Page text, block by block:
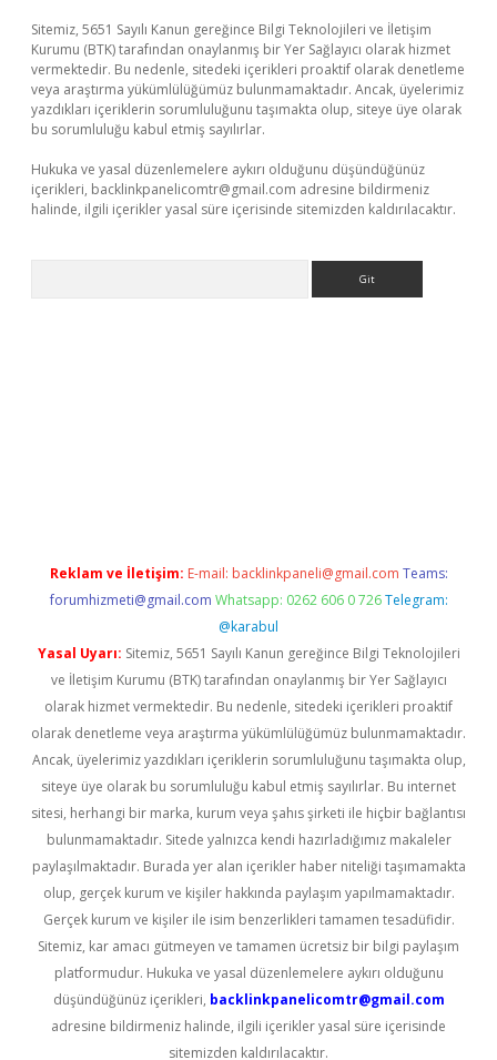
Sitemiz, 5651 Sayılı Kanun gereğince Bilgi Teknolojileri ve İletişim
Kurumu (BTK) tarafından onaylanmış bir Yer Sağlayıcı olarak hizmet
vermektedir. Bu nedenle, sitedeki içerikleri proaktif olarak denetleme
veya araştırma yükümlülüğümüz bulunmamaktadır. Ancak, üyelerimiz
yazdıkları içeriklerin sorumluluğunu taşımakta olup, siteye üye olarak
bu sorumluluğu kabul etmiş sayılırlar.
Hukuka ve yasal düzenlemelere aykırı olduğunu düşündüğünüz
içerikleri, backlinkpanelicomtr@gmail.com adresine bildirmeniz
halinde, ilgili içerikler yasal süre içerisinde sitemizden kaldırılacaktır.
Reklam ve İletişim: E-mail: backlinkpaneli@gmail.com Teams:
forumhizmeti@gmail.com Whatsapp: 0262 606 0 726 Telegram:
@karabul
Yasal Uyarı: Sitemiz, 5651 Sayılı Kanun gereğince Bilgi Teknolojileri
ve İletişim Kurumu (BTK) tarafından onaylanmış bir Yer Sağlayıcı
olarak hizmet vermektedir. Bu nedenle, sitedeki içerikleri proaktif
olarak denetleme veya araştırma yükümlülüğümüz bulunmamaktadır.
Ancak, üyelerimiz yazdıkları içeriklerin sorumluluğunu taşımakta olup,
siteye üye olarak bu sorumluluğu kabul etmiş sayılırlar. Bu internet
sitesi, herhangi bir marka, kurum veya şahıs şirketi ile hiçbir bağlantısı
bulunmamaktadır. Sitede yalnızca kendi hazırladığımız makaleler
paylaşılmaktadır. Burada yer alan içerikler haber niteliği taşımamakta
olup, gerçek kurum ve kişiler hakkında paylaşım yapılmamaktadır.
Gerçek kurum ve kişiler ile isim benzerlikleri tamamen tesadüfidir.
Sitemiz, kar amacı gütmeyen ve tamamen ücretsiz bir bilgi paylaşım
platformudur. Hukuka ve yasal düzenlemelere aykırı olduğunu
düşündüğünüz içerikleri, backlinkpanelicomtr@gmail.com
adresine bildirmeniz halinde, ilgili içerikler yasal süre içerisinde
sitemizden kaldırılacaktır.